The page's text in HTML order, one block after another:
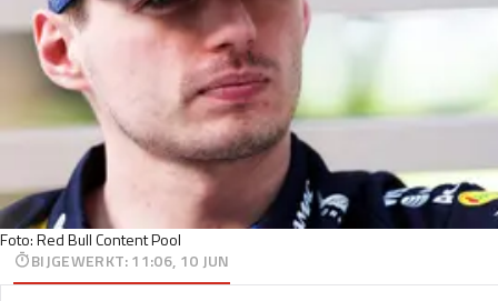
Foto: Red Bull Content Pool
BIJGEWERKT:11:06, 10 JUN